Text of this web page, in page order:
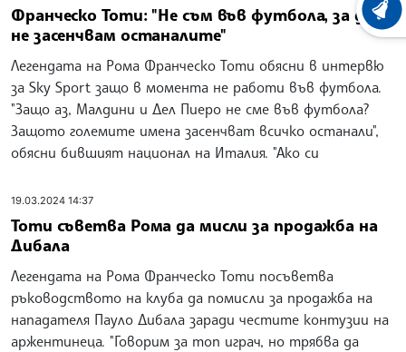
Франческо Тоти: "Не съм във футбола, за да
не засенчвам останалите"
Легендата на Рома Франческо Тоти обясни в интервю
за Sky Sport защо в момента не работи във футбола.
"Защо аз, Малдини и Дел Пиеро не сме във футбола?
Защото големите имена засенчват всичко останали",
обясни бившият национал на Италия. "Ако си
19.03.2024 14:37
Тоти съветва Рома да мисли за продажба на
Дибала
Легендата на Рома Франческо Тоти посъветва
ръководството на клуба да помисли за продажба на
нападателя Пауло Дибала заради честите контузии на
аржентинеца. "Говорим за топ играч, но трябва да